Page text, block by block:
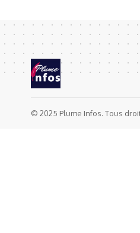
© 2025 Plume Infos. Tous